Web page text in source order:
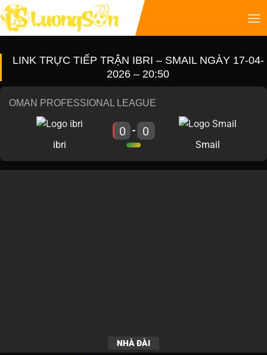
LINK TRỰC TIẾP TRẬN IBRI – SMAIL NGÀY 17-04-
2026 – 20:50
OMAN PROFESSIONAL LEAGUE
ibri
0 - 0
Smail
NHÀ ĐÀI